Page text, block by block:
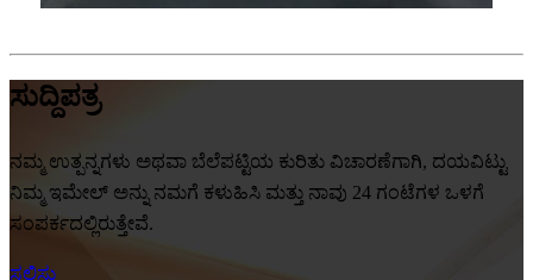
ಸುದ್ದಿಪತ್ರ
ನಮ್ಮ ಉತ್ಪನ್ನಗಳು ಅಥವಾ ಬೆಲೆಪಟ್ಟಿಯ ಕುರಿತು ವಿಚಾರಣೆಗಾಗಿ, ದಯವಿಟ್ಟು
ನಿಮ್ಮ ಇಮೇಲ್ ಅನ್ನು ನಮಗೆ ಕಳುಹಿಸಿ ಮತ್ತು ನಾವು 24 ಗಂಟೆಗಳ ಒಳಗೆ
ಸಂಪರ್ಕದಲ್ಲಿರುತ್ತೇವೆ.
ಸಲ್ಲಿಸು